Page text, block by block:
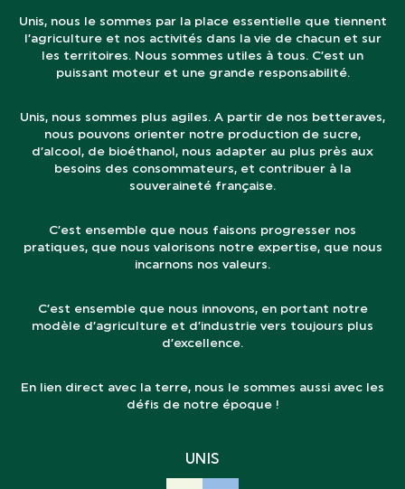
Unis, nous le sommes par la place essentielle que tiennent
l’agriculture et nos activités dans la vie de chacun et sur
les territoires. Nous sommes utiles à tous. C’est un
puissant moteur et une grande responsabilité.
Unis, nous sommes plus agiles. A partir de nos betteraves,
nous pouvons orienter notre production de sucre,
d’alcool, de bioéthanol, nous adapter au plus près aux
besoins des consommateurs, et contribuer à la
souveraineté française.
C’est ensemble que nous faisons progresser nos
pratiques, que nous valorisons notre expertise, que nous
incarnons nos valeurs.
C’est ensemble que nous innovons, en portant notre
modèle d’agriculture et d’industrie vers toujours plus
d’excellence.
En lien direct avec la terre, nous le sommes aussi avec les
défis de notre époque !
UNIS